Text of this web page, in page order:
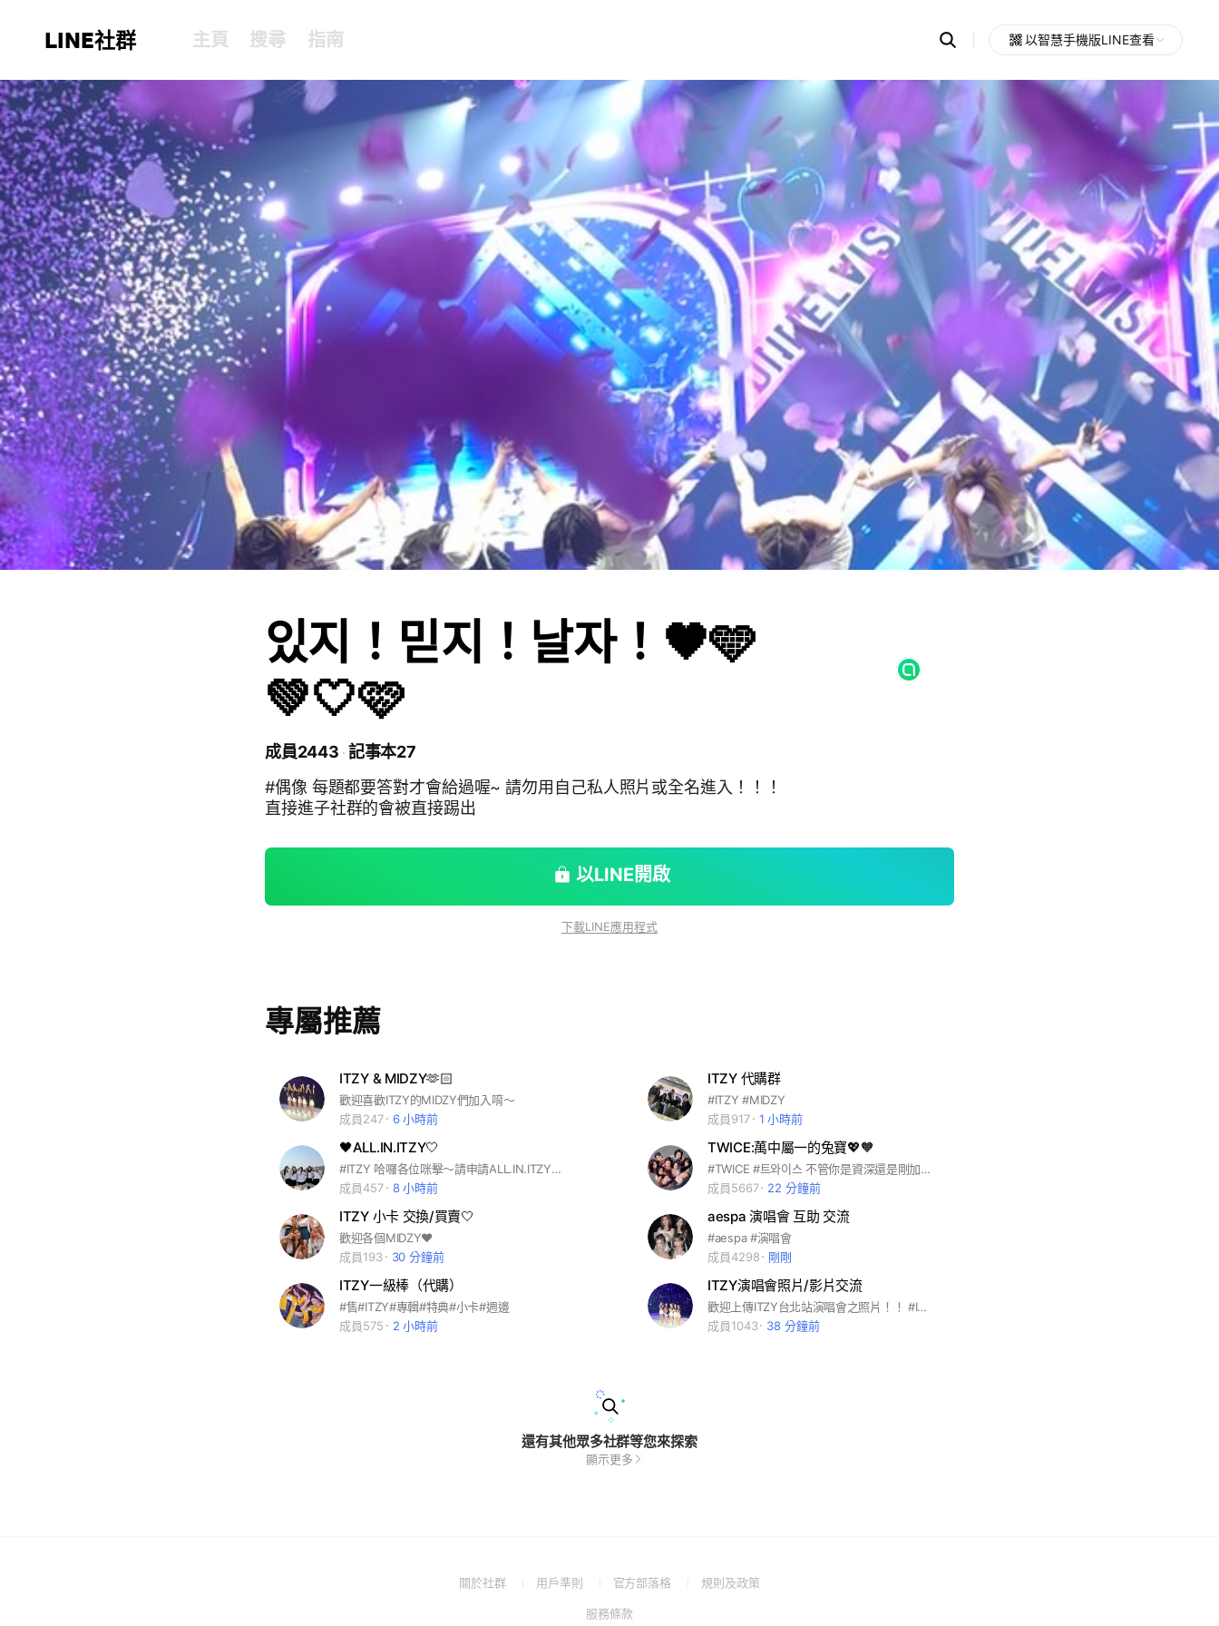
LINE社群 主頁 搜尋 指南 Search
OpenChats
messages
search
area
以智慧手機版LINE查看
있지！믿지！날자！🖤🩵
💚🤍🩷
成員2443 記事本27
#偶像 每題都要答對才會給過喔~ 請勿用自己私人照片或全名進入！！！
直接進子社群的會被直接踢出
以LINE開啟
下載LINE應用程式
專屬推薦
ITZY & MIDZY🫶🏻
歡迎喜歡ITZY的MIDZY們加入唷～
成員247
6 小時前
ITZY 代購群
#ITZY #MIDZY
成員917
1 小時前
🖤ALL.IN.ITZY🤍
#ITZY 哈囉各位咪擊～請申請ALL.IN.ITZY主聊天室！ 頭貼要放ITZY(泡圖及其他會員圖🚫）或是不放任何頭貼！ 以下題目都需答對，管理員會固定在週一和四20:00左右審核，如果覺得怎麼久久沒有進入或是需要重新申請可以檢查自己的答案喔！可能是答案錯了🥹 謝謝各位❤️
成員457
8 小時前
TWICE:萬中屬一的兔寶💖🧡
#TWICE #트와이스 不管你是資深還是剛加入的once都歡迎加入守護她們的行列～(*¯︶¯*) 一起走花路吧！🌸💐🌼🌹🌻 (進群記得看群規喔! 如果進群就是為了宣傳自己的社群 那大可不必進來了😃 嚴禁怪人進群騷擾!
成員5667
22 分鐘前
ITZY 小卡 交換/買賣🤍
歡迎各個MIDZY❤️
成員193
30 分鐘前
aespa 演唱會 互助 交流
#aespa #演唱會
成員4298
剛剛
ITZY一級棒（代購）
#售#ITZY#專輯#特典#小卡#週邊
成員575
2 小時前
ITZY演唱會照片/影片交流
歡迎上傳ITZY台北站演唱會之照片！！ #ITZY #演唱會 *有參加演唱會的MIDZY們，盡量把位置寫的詳細一點，入群機率較大。 *沒有參加演唱會的MIDZY們，很抱歉因為社群人數有限，怕有參加的人進不來所以「暫時」不開放無參加演唱會的人進入，但可以把問題（2）改成現在時間來排候補進入社群ex.2/27,13:30 會在3月5日以前開放你們加入！
成員1043
38 分鐘前
還有其他眾多社群等您來探索
顯示更多
關於社群
(Open用戶準則
(Open
a
官方部落格
(Open規則及政策(Open
服務條款(Open